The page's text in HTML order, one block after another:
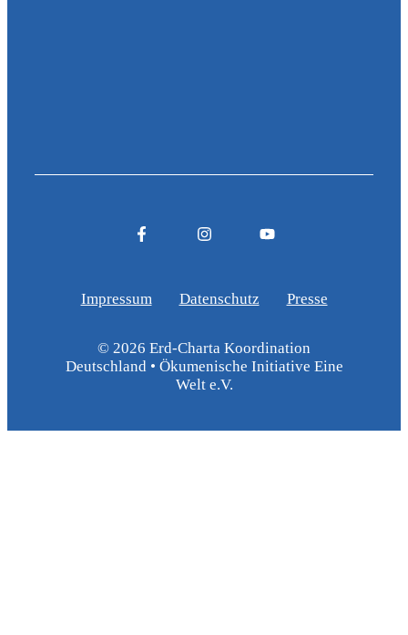
Impressum Datenschutz Presse
© 2026 Erd-Charta Koordination
Deutschland • Ökumenische Initiative Eine
Welt e.V.